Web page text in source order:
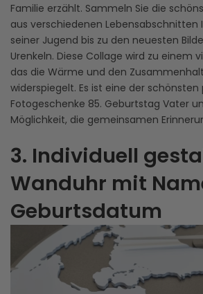
Familie erzählt. Sammeln Sie die
aus verschiedenen Lebensabschnitten
seiner Jugend bis zu den neuesten
Urenkeln. Diese Collage wird zu einem
das die Wärme und den
widerspiegelt. Es ist eine der schönsten
Fotogeschenke 85. Geburtstag Vater
Möglichkeit, die gemeinsamen
3. Individuell
Wanduhr mit
Geburtsdatum